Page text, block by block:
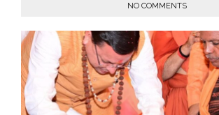
NO COMMENTS